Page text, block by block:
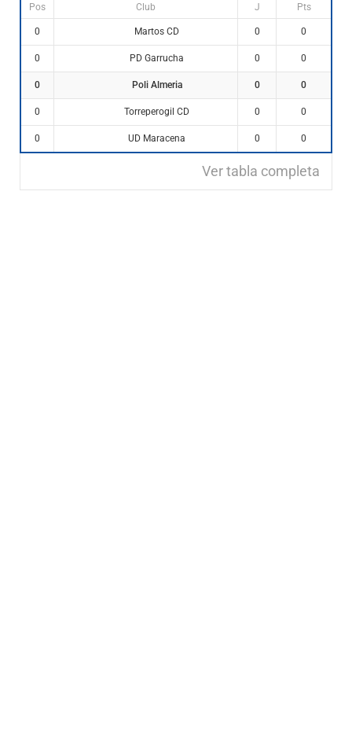
Pos Club J Pts
0 Martos CD 0 0
0 PD Garrucha 0 0
0 Poli Almeria 0 0
0 Torreperogil CD 0 0
0 UD Maracena 0 0
Ver tabla completa